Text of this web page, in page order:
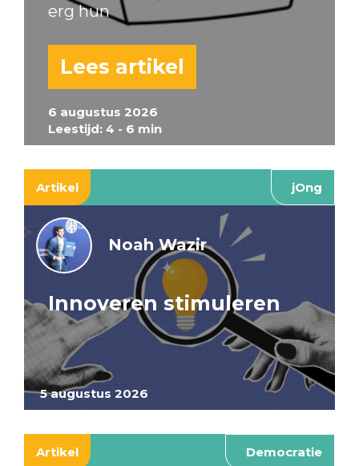
6 augustus 2026
Leestijd: 4 - 6 min
erg hun
Lees artikel
Artikel jOng
5 augustus 2026
Noah Wazir
Innoveren stimuleren
Artikel Democratie